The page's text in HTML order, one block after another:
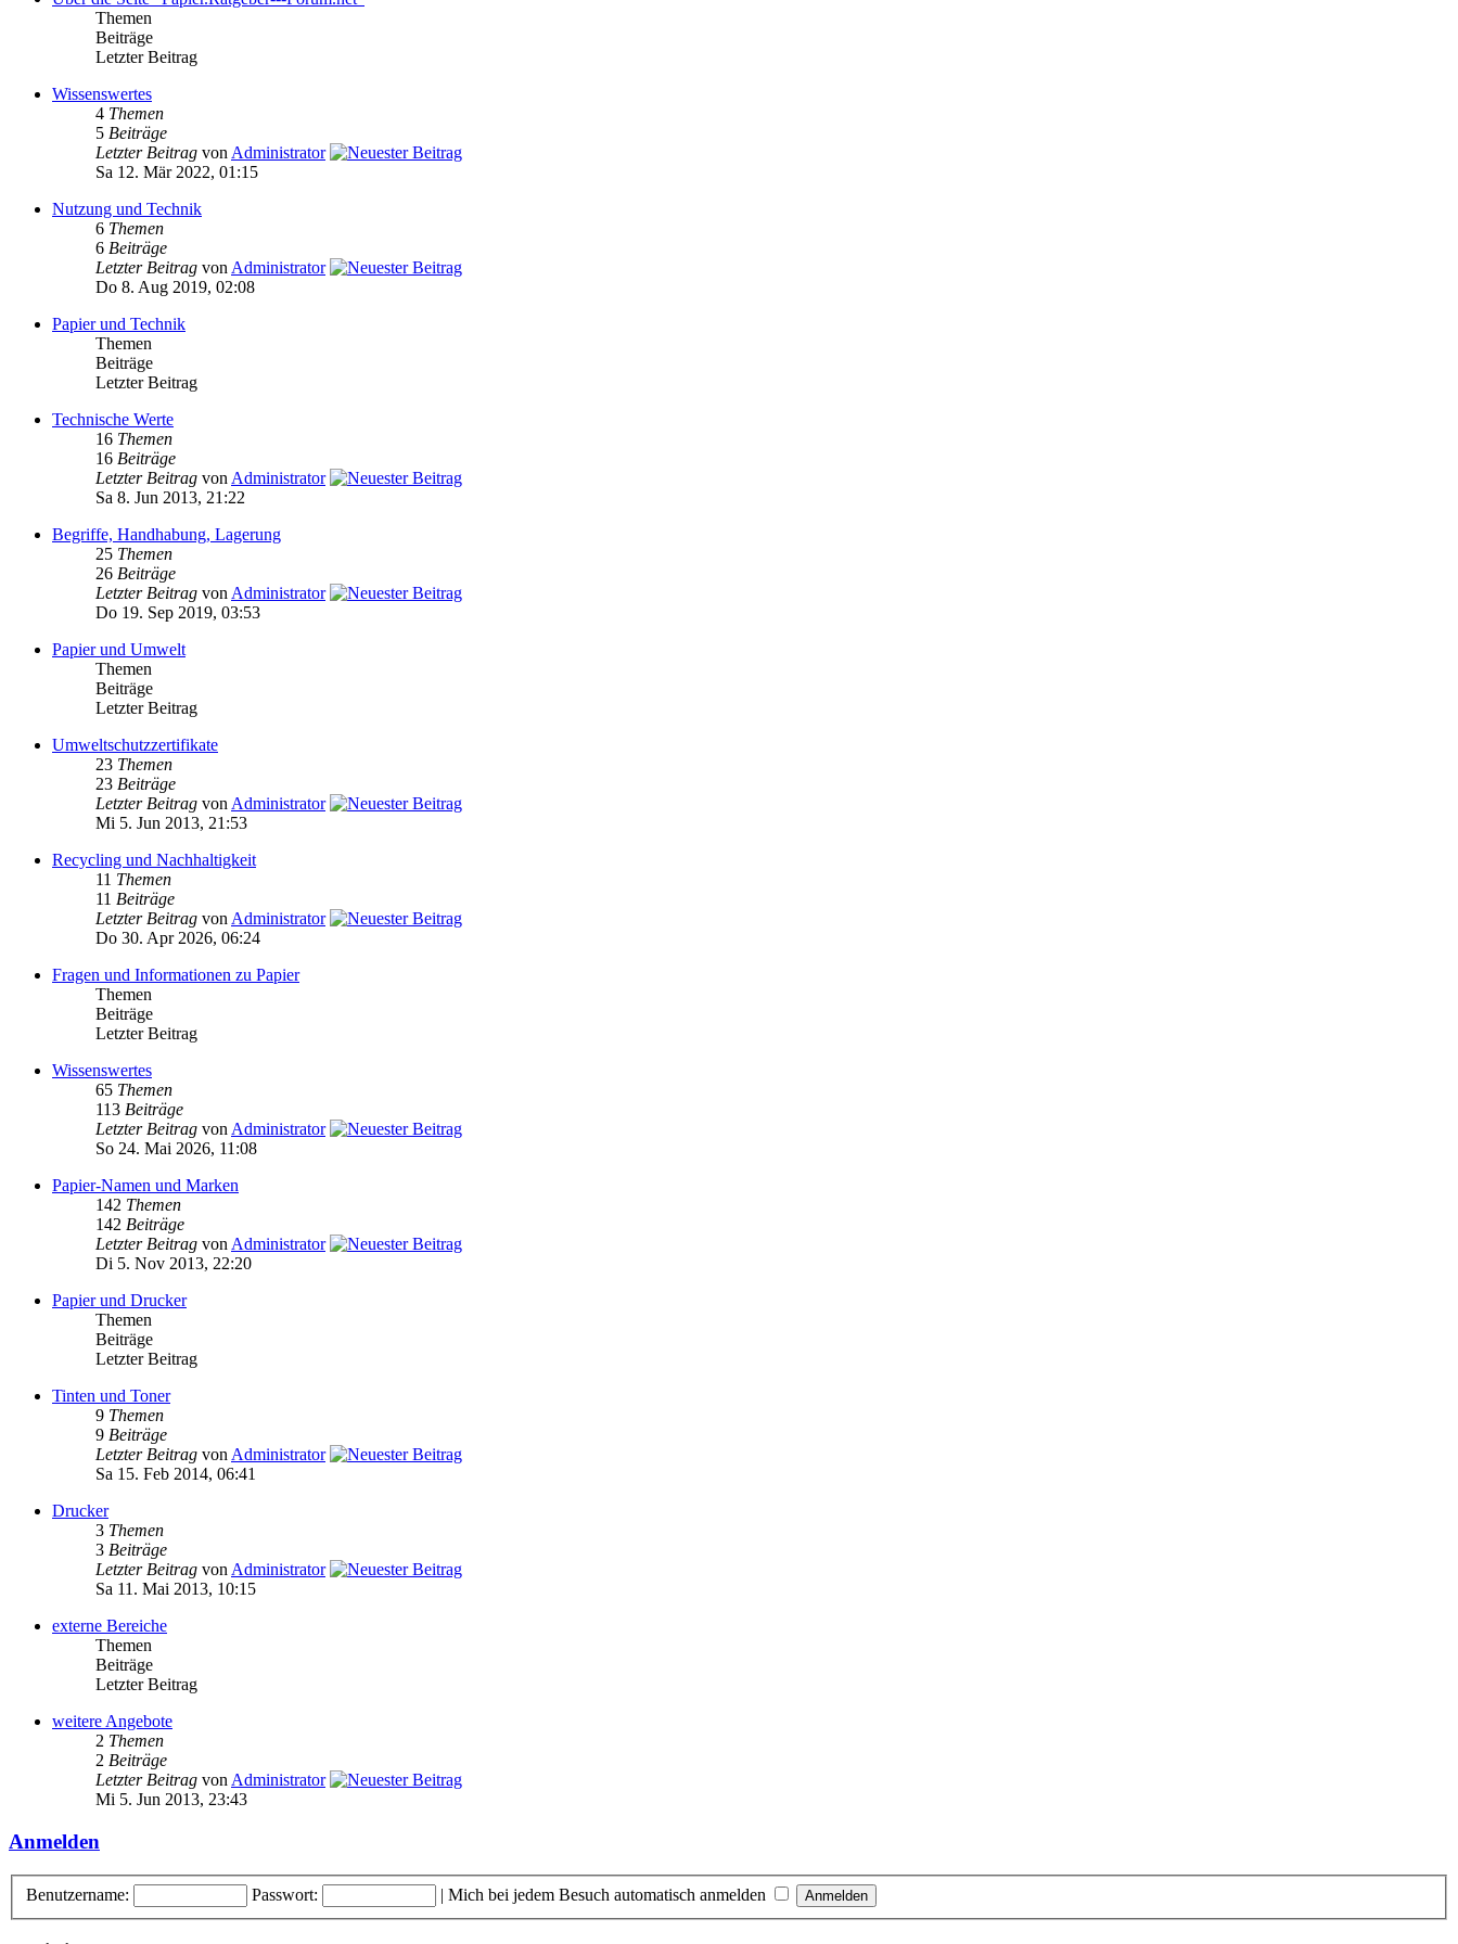
Themen
Beiträge
Letzter Beitrag
Wissenswertes
4 Themen
5 Beiträge
Letzter Beitrag vonAdministrator
Sa 12. Mär 2022, 01:15
Nutzung und Technik
6 Themen
6 Beiträge
Letzter Beitrag vonAdministrator
Do 8. Aug 2019, 02:08
Papier und Technik
Themen
Beiträge
Letzter Beitrag
Technische Werte
16 Themen
16 Beiträge
Letzter Beitrag vonAdministrator
Sa 8. Jun 2013, 21:22
Begriffe, Handhabung, Lagerung
25 Themen
26 Beiträge
Letzter Beitrag vonAdministrator
Do 19. Sep 2019, 03:53
Papier und Umwelt
Themen
Beiträge
Letzter Beitrag
Umweltschutzzertifikate
23 Themen
23 Beiträge
Letzter Beitrag vonAdministrator
Mi 5. Jun 2013, 21:53
Recycling und Nachhaltigkeit
11 Themen
11 Beiträge
Letzter Beitrag vonAdministrator
Do 30. Apr 2026, 06:24
Fragen und Informationen zu Papier
Themen
Beiträge
Letzter Beitrag
Wissenswertes
65 Themen
113 Beiträge
Letzter Beitrag vonAdministrator
So 24. Mai 2026, 11:08
Papier-Namen und Marken
142 Themen
142 Beiträge
Letzter Beitrag vonAdministrator
Di 5. Nov 2013, 22:20
Papier und Drucker
Themen
Beiträge
Letzter Beitrag
Tinten und Toner
9 Themen
9 Beiträge
Letzter Beitrag vonAdministrator
Sa 15. Feb 2014, 06:41
Drucker
3 Themen
3 Beiträge
Letzter Beitrag vonAdministrator
Sa 11. Mai 2013, 10:15
externe Bereiche
Themen
Beiträge
Letzter Beitrag
weitere Angebote
2 Themen
2 Beiträge
Letzter Beitrag vonAdministrator
Mi 5. Jun 2013, 23:43
Anmelden
Benutzername: Passwort: | Mich bei jedem Besuch automatisch anmelden